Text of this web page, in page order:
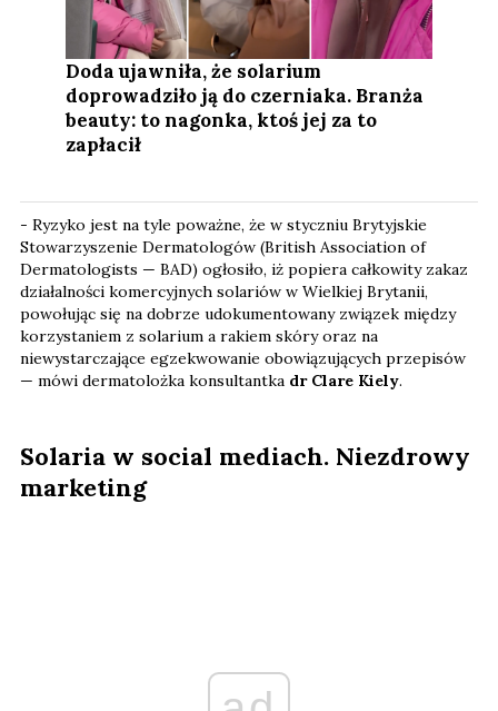
Doda ujawniła, że solarium
doprowadziło ją do czerniaka. Branża
beauty: to nagonka, ktoś jej za to
zapłacił
- Ryzyko jest na tyle poważne, że w styczniu Brytyjskie
Stowarzyszenie Dermatologów (British Association of
Dermatologists — BAD) ogłosiło, iż popiera całkowity zakaz
działalności komercyjnych solariów w Wielkiej Brytanii,
powołując się na dobrze udokumentowany związek między
korzystaniem z solarium a rakiem skóry oraz na
niewystarczające egzekwowanie obowiązujących przepisów
— mówi dermatolożka konsultantka dr Clare Kiely.
Solaria w social mediach. Niezdrowy
marketing